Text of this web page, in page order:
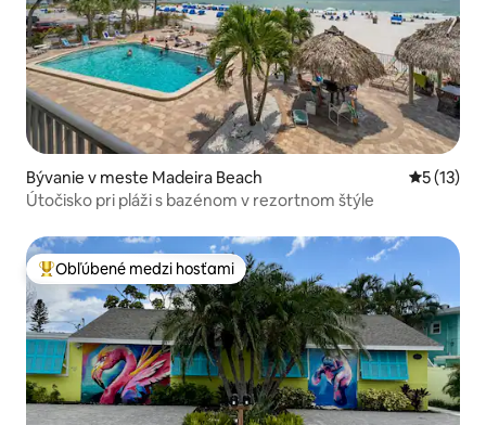
Bývanie v meste Madeira Beach
5 (13)
Útočisko pri pláži s bazénom v rezortnom štýle
Najobľúbenejšie medzi hosťami
Obľúbené medzi hosťami